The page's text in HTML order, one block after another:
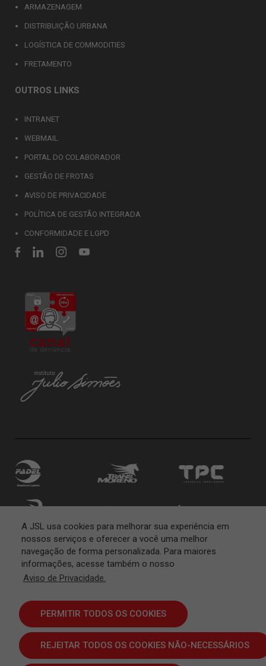
A JSL usa cookies para melhorar sua experiência em
nossos serviços e oferecer a você uma melhor
navegação de forma personalizada. Para maiores
informações, acesse também o nosso
Aviso de Privacidade.
PERMITIR TODOS OS COOKIES
REJEITAR TODOS OS COOKIES NÃO-NECESSÁRIOS
ARMAZENAGEM
DISTRIBUIÇÃO URBANA
LOGÍSTICA DE COMMODITIES
FRETAMENTO
OUTROS LINKS
INTRANET
WEBMAIL
PORTAL DO COLABORADOR
GESTÃO DE FROTAS
AVISO DE PRIVACIDADE
POLÍTICA DE GESTÃO INTEGRADA
CONFORMIDADE E LGPD
Termos e Condições